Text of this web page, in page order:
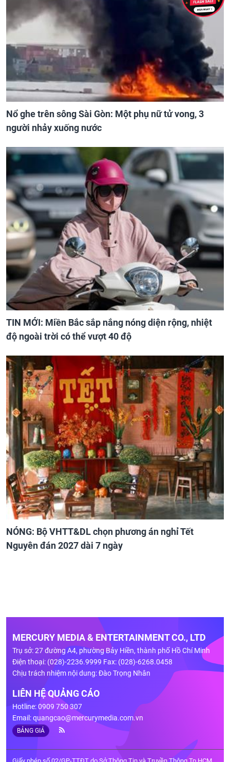
Nổ ghe trên sông Sài Gòn: Một phụ nữ tử vong, 3
người nhảy xuống nước
TIN MỚI: Miền Bắc sắp nắng nóng diện rộng, nhiệt
độ ngoài trời có thể vượt 40 độ
NÓNG: Bộ VHTT&DL chọn phương án nghỉ Tết
Nguyên đán 2027 dài 7 ngày
MERCURY MEDIA & ENTERTAINMENT CO., LTD
Trụ sở: 27 đường A4, phường Bảy Hiền, thành phố Hồ Chí Minh
Điện thoại: (028)-2236.9999 Fax: (028)-6268.0458
Chịu trách nhiệm nội dung: Đào Trọng Nhân
LIÊN HỆ QUẢNG CÁO
Hotline: 0909 750 307
Email:quangcao@mercurymedia.com.vn
BẢNG GIÁ